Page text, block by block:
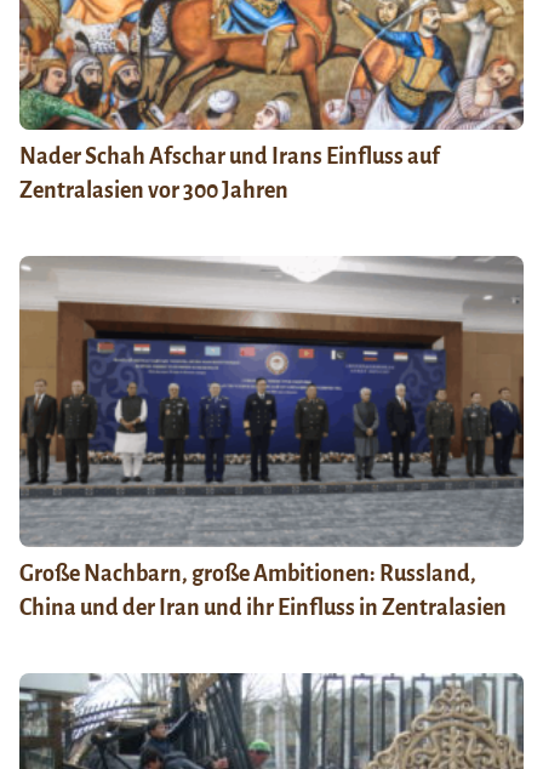
Nader Schah Afschar und Irans Einfluss auf
Zentralasien vor 300 Jahren
Große Nachbarn, große Ambitionen: Russland,
China und der Iran und ihr Einfluss in Zentralasien